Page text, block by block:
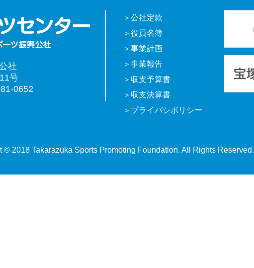
社
号
0652
公社定款
役員名簿
事業計画
事業報告
収支予算書
収支決算書
プライバシポリシー
© 2018 Takarazuka Sports Promoting Foundation. All Rights Reserved.